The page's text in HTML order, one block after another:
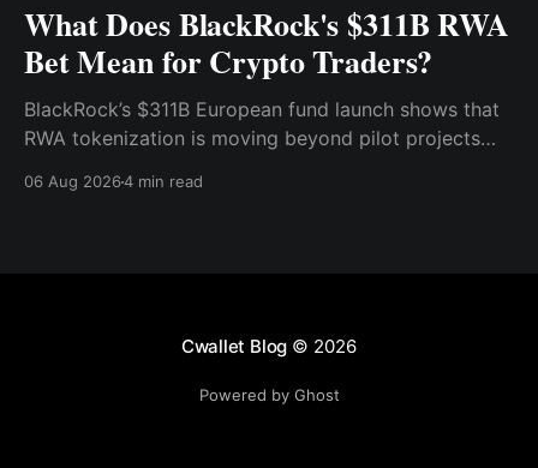
What Does BlackRock's $311B RWA
Bet Mean for Crypto Traders?
BlackRock’s $311B European fund launch shows that
RWA tokenization is moving beyond pilot projects
what it means for crypto traders.
06 Aug 20264 min read
Cwallet Blog © 2026
Powered by Ghost